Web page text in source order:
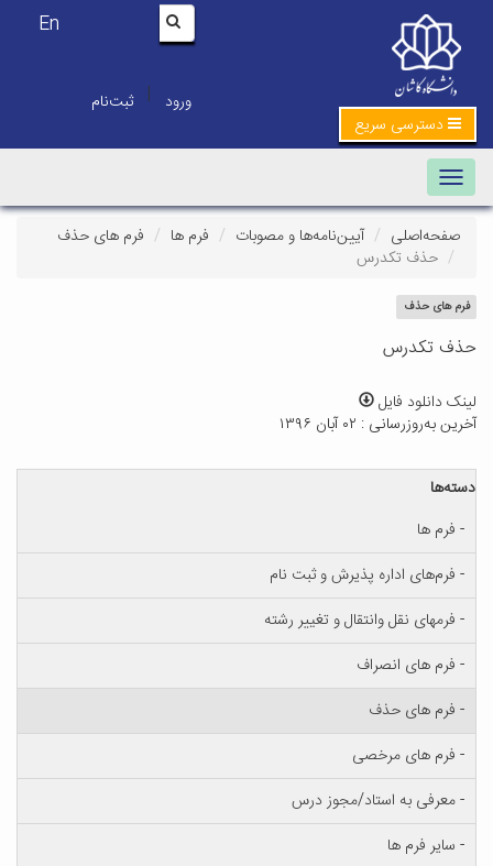
En
ورود | ثبت‌نام
دسترسی سریع
Toggle navigation
صفحه‌اصلی آیین‌نامه‌ها و مصوبات فرم ها
فرم های حذف
حذف تکدرس
فرم های حذف
حذف تکدرس
لینک دانلود فایل
آخرین به‌روزرسانی : ۰۲ آبان ۱۳۹۶
دسته‌ها
- فرم ها
- فرم‌های اداره پذیرش و ثبت نام
- فرمهای نقل وانتقال و تغییر رشته
- فرم های انصراف
- فرم های حذف
- فرم های مرخصی
- معرفی به استاد/مجوز درس
- سایر فرم ها